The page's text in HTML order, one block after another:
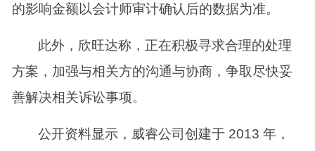
的影响金额以会计师审计确认后的数据为准。
此外，欣旺达称，正在积极寻求合理的处理
方案，加强与相关方的沟通与协商，争取尽快妥
善解决相关诉讼事项。
公开资料显示，威睿公司创建于 2013 年，